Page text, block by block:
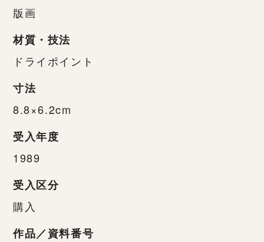
版画
材質・技法
ドライポイント
寸法
8.8×6.2cm
受入年度
1989
受入区分
購入
作品／資料番号